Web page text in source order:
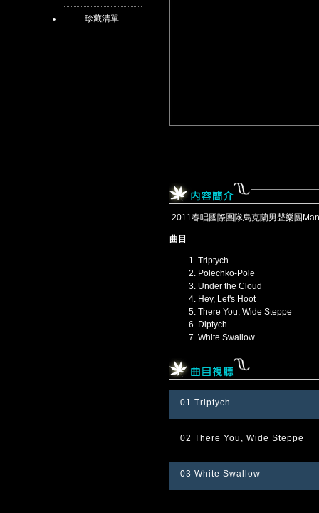
珍藏清單
2011春唱國際團隊烏克蘭男聲樂團
曲目
Triptych
Polechko-Pole
Under the Cloud
Hey, Let's Hoot
There You, Wide Steppe
Diptych
White Swallow
01 Triptych
02 There You, Wide Steppe
03 White Swallow